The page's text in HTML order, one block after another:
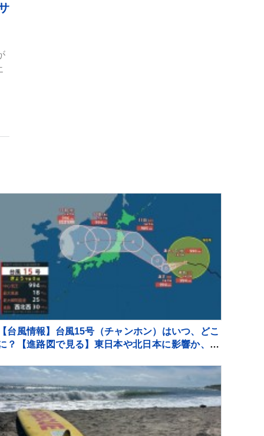
【台風情報】台風15号（チャンホン）はいつ、どこ
？【進路図で見る】東日本や北日本に影響か、大
風・高潮・うねりを伴った高波などに厳重警戒必要